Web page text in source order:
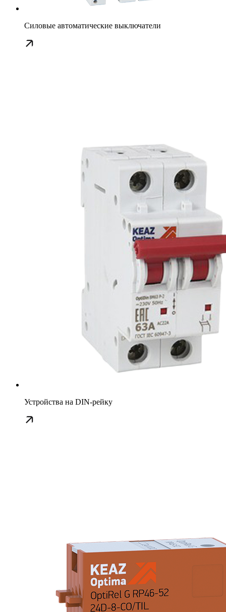
Силовые автоматические выключатели
Устройства на DIN-рейку